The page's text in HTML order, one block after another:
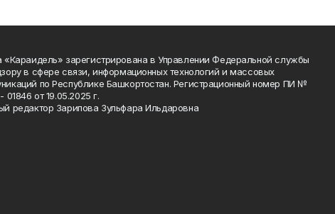
«Караидель» зарегистрирована в Управлении Федеральной службы
в сфере связи, информационных технологий и массовых
по Республике Башкортостан. Регистрационный номер ПИ №
01846 от 19.05.2025 г.
редактор Зарипова Зульфара Ильдаровна